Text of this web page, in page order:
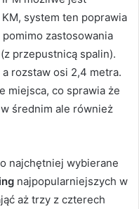
system ten poprawia
zastosowania
przepustnicą spalin).
a rozstaw osi 2,4 metra.
miejsca, co sprawia że
średnim ale również
najchętniej wybierane
najpopularniejszych w
aż trzy z czterech